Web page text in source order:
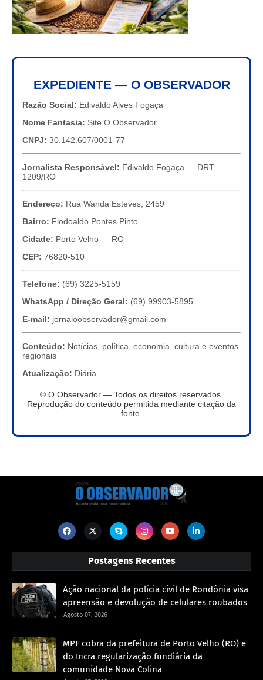
EXPEDIENTE — O OBSERVADOR
Razão Social: Edivaldo Alves Fogaça
Nome Fantasia: Site O Observador
CNPJ: 30.142.607/0001-77
Jornalista Responsável: Edivaldo Fogaça — DRT
1209/RO
Endereço: Rua Wanda Esteves, 2459
Bairro: Flodoaldo Pontes Pinto
Cidade: Porto Velho — RO
CEP: 76820-510
Telefone: (69) 3225-5159
WhatsApp / Direção Geral: (69) 99903-5895
E-mail: jornaloobservador@gmail.com
Conteúdo: Notícias, política, economia, cultura e eventos
regionais
Atualização: Diária
© O Observador — Todos os direitos reservados.
Reprodução do conteúdo permitida mediante citação da
fonte.
Postagens Recentes
Ação nacional da polícia civil de Rondônia visa
apreensão e devolução de celulares roubados
Agosto 07, 2026
MPF cobra da prefeitura de Porto Velho (RO) e
do Incra regularização fundiária da
comunidade Nova Colina